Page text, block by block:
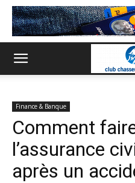
Finance & Banque
Comment
l’assurance
après un